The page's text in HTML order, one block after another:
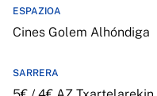
ESPAZIOA
Cines Golem Alhóndiga
SARRERA